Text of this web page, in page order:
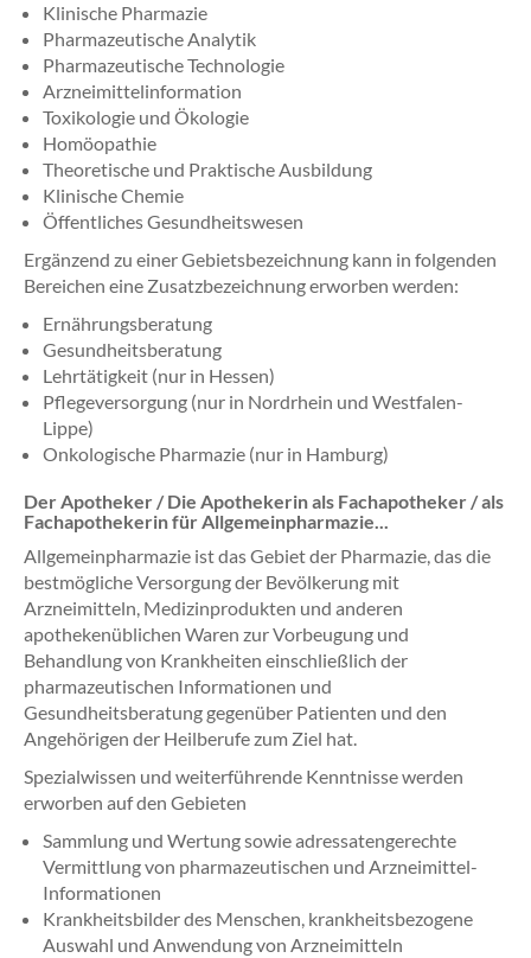
Klinische Pharmazie
Pharmazeutische Analytik
Pharmazeutische Technologie
Arzneimittelinformation
Toxikologie und Ökologie
Homöopathie
Theoretische und Praktische Ausbildung
Klinische Chemie
Öffentliches Gesundheitswesen
Ergänzend zu einer Gebietsbezeichnung kann in folgenden
Bereichen eine Zusatzbezeichnung erworben werden:
Ernährungsberatung
Gesundheitsberatung
Lehrtätigkeit (nur in Hessen)
Pflegeversorgung (nur in Nordrhein und Westfalen-
Lippe)
Onkologische Pharmazie (nur in Hamburg)
Der Apotheker / Die Apothekerin als Fachapotheker / als
Fachapothekerin für Allgemeinpharmazie...
Allgemeinpharmazie ist das Gebiet der Pharmazie, das die
bestmögliche Versorgung der Bevölkerung mit
Arzneimitteln, Medizinprodukten und anderen
apothekenüblichen Waren zur Vorbeugung und
Behandlung von Krankheiten einschließlich der
pharmazeutischen Informationen und
Gesundheitsberatung gegenüber Patienten und den
Angehörigen der Heilberufe zum Ziel hat.
Spezialwissen und weiterführende Kenntnisse werden
erworben auf den Gebieten
Sammlung und Wertung sowie adressatengerechte
Vermittlung von pharmazeutischen und Arzneimittel-
Informationen
Krankheitsbilder des Menschen, krankheitsbezogene
Auswahl und Anwendung von Arzneimitteln